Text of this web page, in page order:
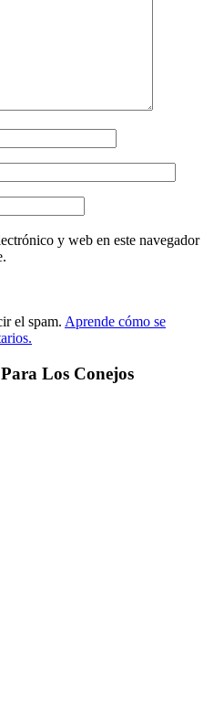
y web en este navegador
el spam. Aprende cómo se
Los Conejos